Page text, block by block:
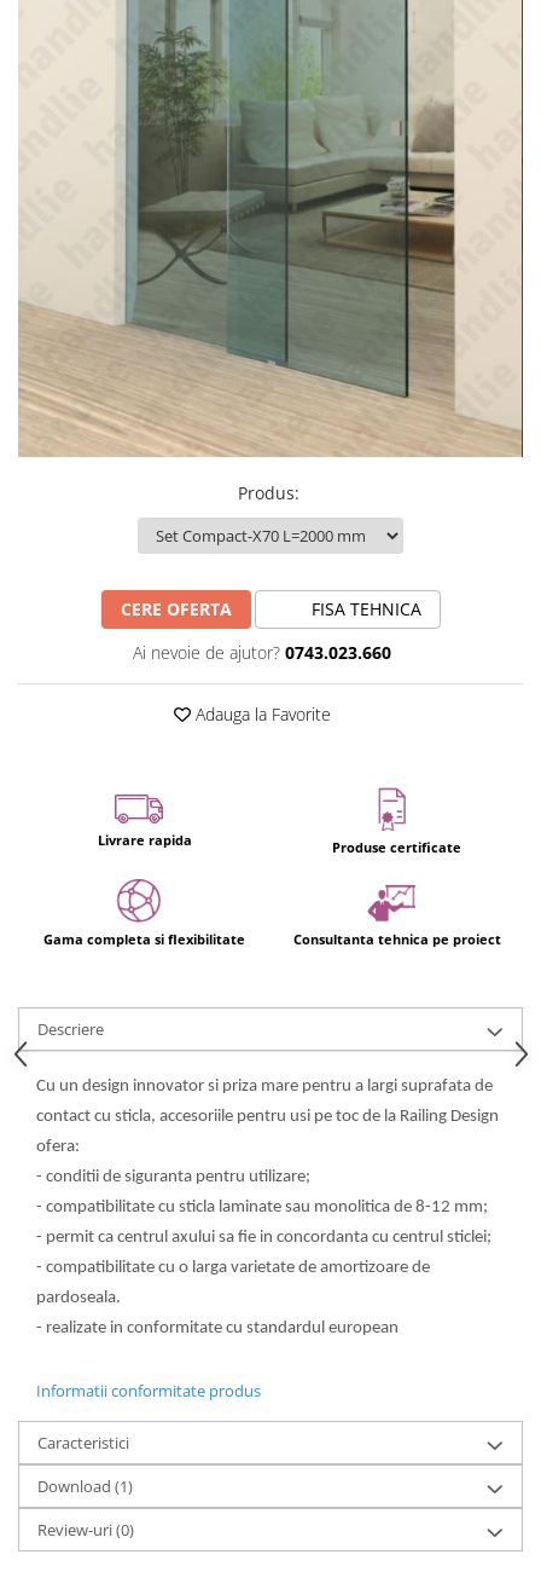
Produs:
CERE OFERTA
FISA TEHNICA
Ai nevoie de ajutor? 0743.023.660
Adauga la Favorite
Livrare rapida Produse certificate
Gama completa si flexibilitate Consultanta tehnica pe proiect
Descriere
Cu un design innovator si priza mare pentru a largi suprafata de
contact cu sticla, accesoriile pentru usi pe toc de la Railing Design
ofera:
- conditii de siguranta pentru utilizare;
- compatibilitate cu sticla laminate sau monolitica de 8-12 mm;
- permit ca centrul axului sa fie in concordanta cu centrul sticlei;
- compatibilitate cu o larga varietate de amortizoare de
pardoseala.
- realizate in conformitate cu standardul european
Informatii conformitate produs
Caracteristici
Download (1)
Review-uri(0)